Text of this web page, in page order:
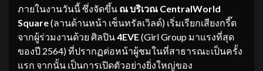
ภายในงานวันนี้ ซึ่งจัดขึ้น ณ บริเวณ CentralWorld
Square(ลานด้านหน้า เซ็นทรัลเวิลด์) เริ่มเรียกเสียงกรี๊ด
จากผู้ร่วมงานด้วย ศิลปิน4EVE(Girl Group มาแรงที่สุด
ของปี 2564) ที่ปรากฏต่อหน้าผู้ชมในที่สาธารณะเป็นครั้ง
แรก จากนั้น เป็นการเปิดตัวอย่างยิ่งใหญ่ของ